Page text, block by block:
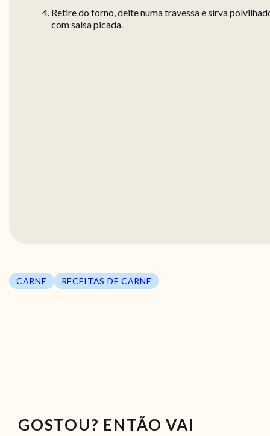
Retire do forno, deite numa travessa e sirva
com salsa picada.
CARNE RECEITAS DE CARNE
GOSTOU? ENTÃO VAI